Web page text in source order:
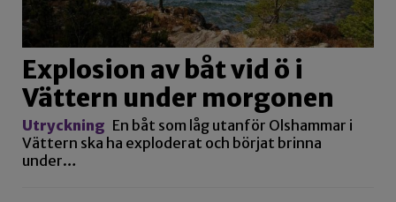
Explosion av båt vid ö i
Vättern under morgonen
Utryckning En båt som låg utanför Olshammar i
Vättern ska ha exploderat och börjat brinna
under…